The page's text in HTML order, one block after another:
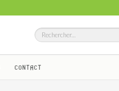
CONTACT